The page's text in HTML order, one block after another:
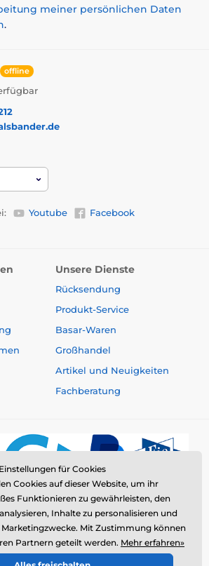
meiner persönlichen Daten
.
offline
Youtube
Facebook
Unsere Dienste
Rücksendung
Produkt-Service
Basar-Waren
Großhandel
Artikel und Neuigkeiten
Fachberatung
halsbander.de ⦁ E-Shop erstellt von
Einstellungen für Cookies
Cookies auf dieser Website, um ihr
Funktionieren zu gewährleisten, den
Inhalte zu personalisieren und
Mit Zustimmung können
Partnern geteilt werden. Mehr erfahren»